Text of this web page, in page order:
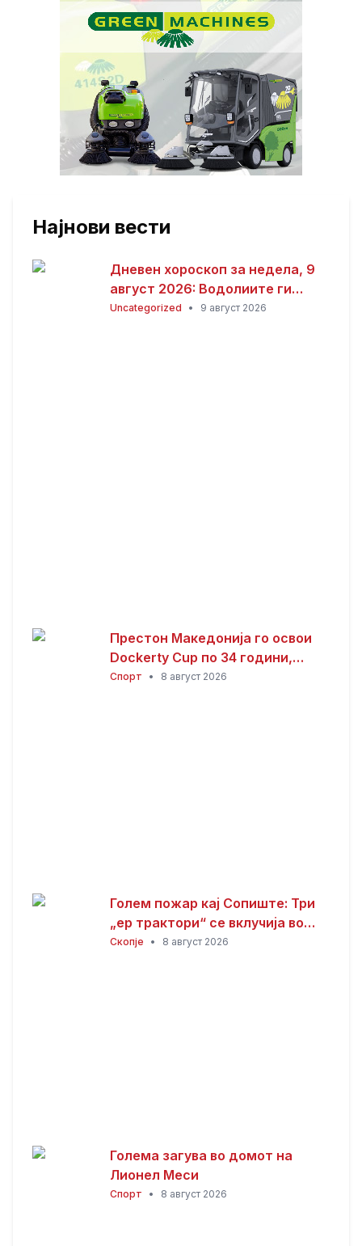
Најнови вести
Дневен хороскоп за недела, 9
август 2026: Водолиите ги
очекува одличен ден, Јарците
Uncategorized • 9 август 2026
Престон Македонија го освои
Dockerty Cup по 34 години,
Тевере прогласен за најдобар
Спорт • 8 август 2026
Голем пожар кај Сопиште: Три
„ер трактори“ се вклучија во
гаснењето, гори
Скопје • 8 август 2026
Голема загува во домот на
Лионел Меси
Спорт • 8 август 2026